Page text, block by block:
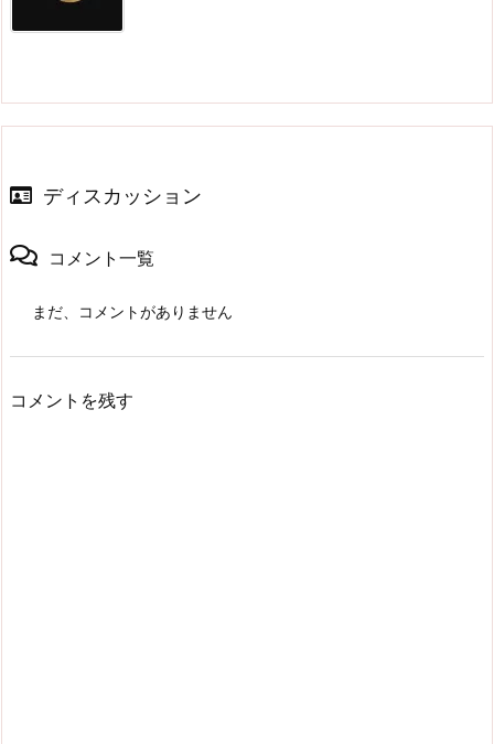
ディスカッション
コメント一覧
まだ、コメントがありません
コメントを残す